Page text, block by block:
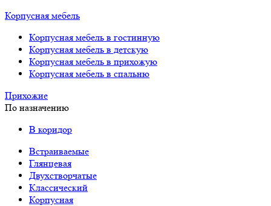
Корпусная мебель
Корпусная мебель в гостинную
Корпусная мебель в детскую
Корпусная мебель в прихожую
Корпусная мебель в спальню
Прихожие
По назначению
В коридор
Встраиваемые
Глянцевая
Двухстворчатые
Классический
Корпусная